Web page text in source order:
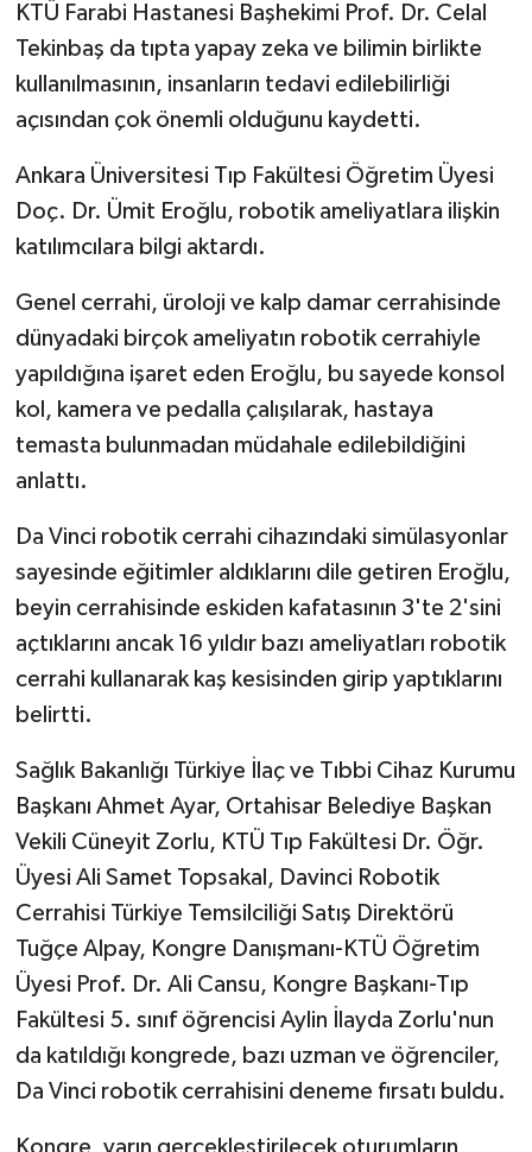
KTÜ Farabi Hastanesi Başhekimi Prof. Dr. Celal
Tekinbaş da tıpta yapay zeka ve bilimin birlikte
kullanılmasının, insanların tedavi edilebilirliği
açısından çok önemli olduğunu kaydetti.
Ankara Üniversitesi Tıp Fakültesi Öğretim Üyesi
Doç. Dr. Ümit Eroğlu, robotik ameliyatlara ilişkin
katılımcılara bilgi aktardı.
Genel cerrahi, üroloji ve kalp damar cerrahisinde
dünyadaki birçok ameliyatın robotik cerrahiyle
yapıldığına işaret eden Eroğlu, bu sayede konsol
kol, kamera ve pedalla çalışılarak, hastaya
temasta bulunmadan müdahale edilebildiğini
anlattı.
Da Vinci robotik cerrahi cihazındaki simülasyonlar
sayesinde eğitimler aldıklarını dile getiren Eroğlu,
beyin cerrahisinde eskiden kafatasının 3'te 2'sini
açtıklarını ancak 16 yıldır bazı ameliyatları robotik
cerrahi kullanarak kaş kesisinden girip yaptıklarını
belirtti.
Sağlık Bakanlığı Türkiye İlaç ve Tıbbi Cihaz Kurumu
Başkanı Ahmet Ayar, Ortahisar Belediye Başkan
Vekili Cüneyit Zorlu, KTÜ Tıp Fakültesi Dr. Öğr.
Üyesi Ali Samet Topsakal, Davinci Robotik
Cerrahisi Türkiye Temsilciliği Satış Direktörü
Tuğçe Alpay, Kongre Danışmanı-KTÜ Öğretim
Üyesi Prof. Dr. Ali Cansu, Kongre Başkanı-Tıp
Fakültesi 5. sınıf öğrencisi Aylin İlayda Zorlu'nun
da katıldığı kongrede, bazı uzman ve öğrenciler,
Da Vinci robotik cerrahisini deneme fırsatı buldu.